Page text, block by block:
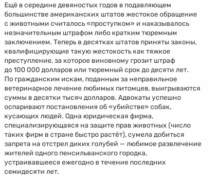
Ещё в середине девяностых годов в подавляющем
большинстве американских штатов жестокое обращение
с животными считалось «проступком» и наказывалось
незначительным штрафом либо кратким тюремным
заключением. Теперь в десятках штатов приняты законы,
квалифицирующие такую жестокость как тяжкое
преступление, за которое виновному грозит штраф
до 100 000 долларов или тюремный срок до десяти лет.
По гражданским искам, поданным за неправильное
ветеринарное лечение любимых питомцев, выигрываются
суммы в десятки тысяч долларов. Адвокаты успешно
оспаривают постановления об «убийстве» собак,
кусающих людей. Одна юридическая фирма,
специализирующаяся на защите прав животных (число
таких фирм в стране быстро растёт), сумела добиться
запрета на отстрел диких голубей — любимое развлечение
жителей одного пенсильванского городка,
устраивавшееся ежегодно в течение последних
семидесяти лет.